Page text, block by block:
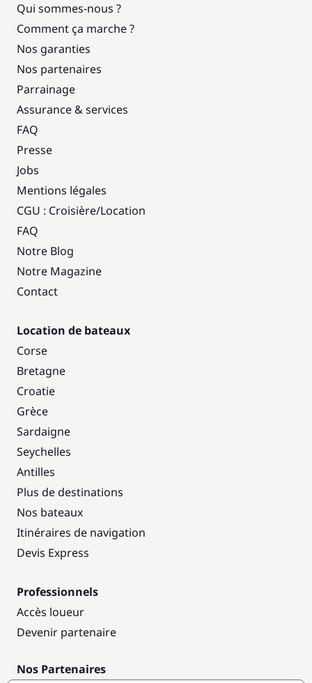
Qui sommes-nous ?
Comment ça marche ?
Nos garanties
Nos partenaires
Parrainage
Assurance & services
FAQ
Presse
Jobs
Mentions légales
CGU : Croisière/Location
FAQ
Notre Blog
Notre Magazine
Contact
Location de bateaux
Corse
Bretagne
Croatie
Grèce
Sardaigne
Seychelles
Antilles
Plus de destinations
Nos bateaux
Itinéraires de navigation
Devis Express
Professionnels
Accès loueur
Devenir partenaire
Nos Partenaires